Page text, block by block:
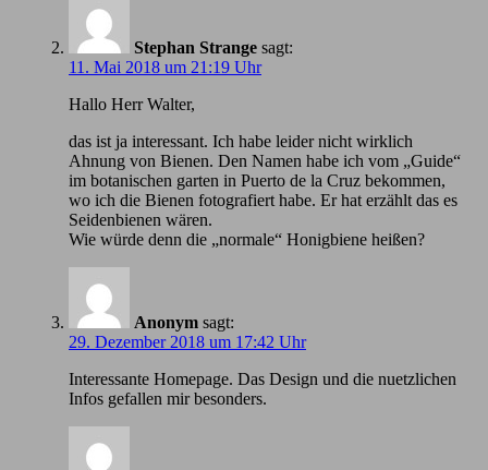
Stephan Strange sagt:
11. Mai 2018 um 21:19 Uhr
Hallo Herr Walter,
das ist ja interessant. Ich habe leider nicht wirklich
Ahnung von Bienen. Den Namen habe ich vom „Guide“
im botanischen garten in Puerto de la Cruz bekommen,
wo ich die Bienen fotografiert habe. Er hat erzählt das es
Seidenbienen wären.
Wie würde denn die „normale“ Honigbiene heißen?
Anonym sagt:
29. Dezember 2018 um 17:42 Uhr
Іnteressante Homepage. Das Design und die nuetzlichen
Infos gefallen mir besonders.